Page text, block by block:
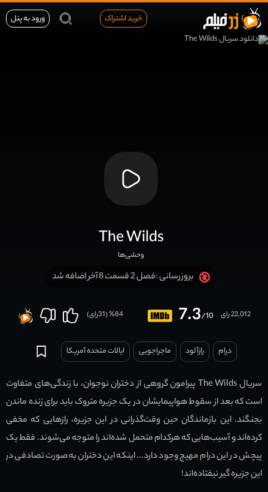
خرید اشتراک ورود به پنل
The Wilds
وحشی‌ها
بروزرسانی :فصل 2 قسمت 8 آخر اضافه شد
7.3/10 22,012 رای 84
% (
31رای)
درام رازآلود ماجراجویی ایالات متحده آمریکا
سریال The Wilds پیرامون گروهی از دختران نوجوان، با زندگی‌های متفاوت
است که بعد از سقوط هواپیمایشان در یک جزیره متروک باید برای زنده ماندن
بجنگند. این بازماندگان حین وقت‌گذرانی در این جزیره، راز‌هایی که مخفی
کرده‌اند و آسیب‌هایی که هرکدام متحمل شده‌اند را متوجه می‌شوند. فقط یک
پیچش در این درام مهیج وجود دارد... اینکه این دختران به صورت تصادفی در
این جزیره گیر نیفتاده‌اند!